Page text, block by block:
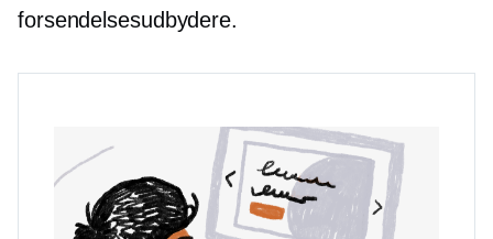
forsendelsesudbydere.